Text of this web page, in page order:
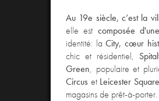
Au 19e siècle, c’est la
elle est composée
identité: laCity, cœur
chic et résidentiel,
Green, populaire et
Circus et Leicester Square
magasins de prêt-à-porter.